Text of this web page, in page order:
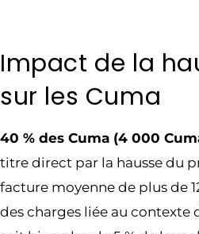
Impact de la
sur les Cuma
40 % des Cuma (4 000
titre direct par la hausse du
facture moyenne de plus de
des charges liée au contexte